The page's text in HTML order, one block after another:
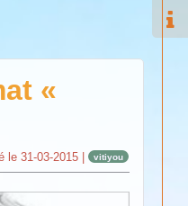
«
le31-03-2015 | vitiyou